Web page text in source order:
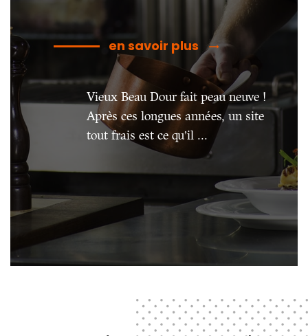
en savoir plus
Vieux Beau Dour fait peau neuve !
Après ces longues années, un site
tout frais est ce qu’il ...